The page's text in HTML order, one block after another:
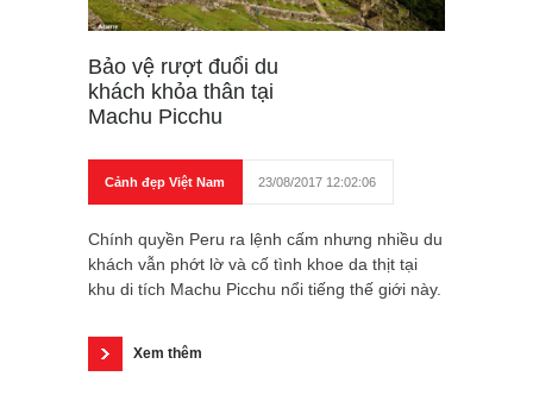
Bảo vệ rượt đuổi du
khách khỏa thân tại
Machu Picchu
Cảnh đẹp Việt Nam 23/08/2017 12:02:06
Chính quyền Peru ra lệnh cấm nhưng nhiều du
khách vẫn phớt lờ và cố tình khoe da thịt tại
khu di tích Machu Picchu nổi tiếng thế giới này.
Xem thêm